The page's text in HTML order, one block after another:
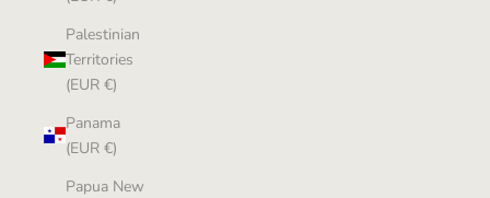
Palestinian
Territories
(EUR €)
Panama
(EUR €)
Papua New